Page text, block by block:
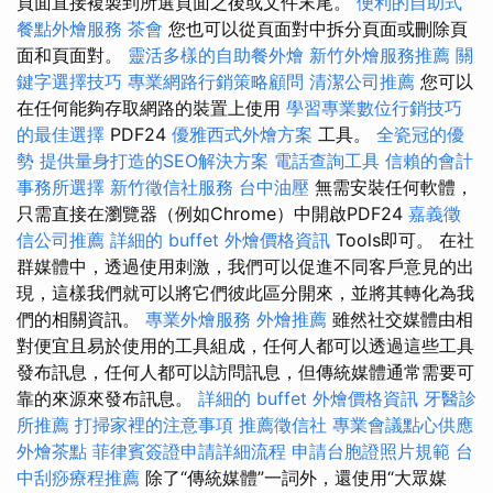
餐點外燴服務 茶會 您也可以從頁面對中拆分頁面或刪除頁
面和頁面對。 靈活多樣的自助餐外燴 新竹外燴服務推薦 關
鍵字選擇技巧 專業網路行銷策略顧問 清潔公司推薦 您可以
在任何能夠存取網路的裝置上使用 學習專業數位行銷技巧
的最佳選擇 PDF24 優雅西式外燴方案 工具。 全瓷冠的優
勢 提供量身打造的SEO解決方案 電話查詢工具 信賴的會計
事務所選擇 新竹徵信社服務 台中油壓 無需安裝任何軟體，
只需直接在瀏覽器（例如​​Chrome）中開啟PDF24 嘉義徵
信公司推薦 詳細的 buffet 外燴價格資訊 Tools即可。 在社
群媒體中，透過使用刺激，我們可以促進不同客戶意見的出
現，這樣我們就可以將它們彼此區分開來，並將其轉化為我
們的相關資訊。 專業外燴服務 外燴推薦 雖然社交媒體由相
對便宜且易於使用的工具組成，任何人都可以透過這些工具
發布訊息，任何人都可以訪問訊息，但傳統媒體通常需要可
靠的來源來發布訊息。 詳細的 buffet 外燴價格資訊 牙醫診
所推薦 打掃家裡的注意事項 推薦徵信社 專業會議點心供應
外燴茶點 菲律賓簽證申請詳細流程 申請台胞證照片規範 台
中刮痧療程推薦 除了“傳統媒體”一詞外，還使用“大眾媒